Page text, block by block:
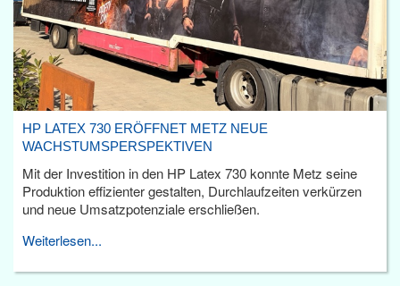
HP LATEX 730 ERÖFFNET METZ NEUE
WACHSTUMSPERSPEKTIVEN
Mit der Investition in den HP Latex 730 konnte Metz seine
Produktion effizienter gestalten, Durchlaufzeiten verkürzen
und neue Umsatzpotenziale erschließen.
Weiterlesen...